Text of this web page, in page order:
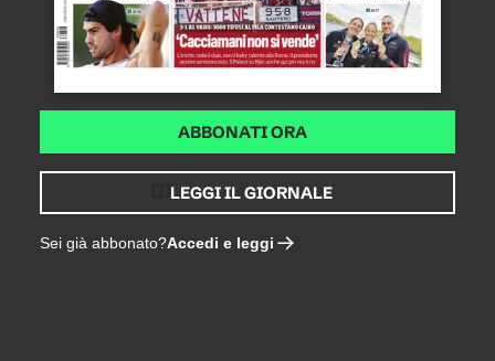
ABBONATI ORA
LEGGI IL GIORNALE
Sei già abbonato?Accedi e leggi